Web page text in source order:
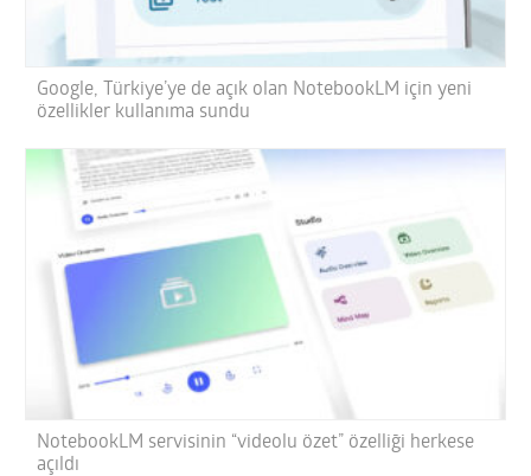
Google, Türkiye’ye de açık olan NotebookLM için yeni
özellikler kullanıma sundu
NotebookLM servisinin “videolu özet” özelliği herkese
açıldı